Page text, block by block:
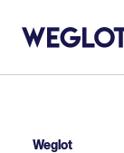
Weglot